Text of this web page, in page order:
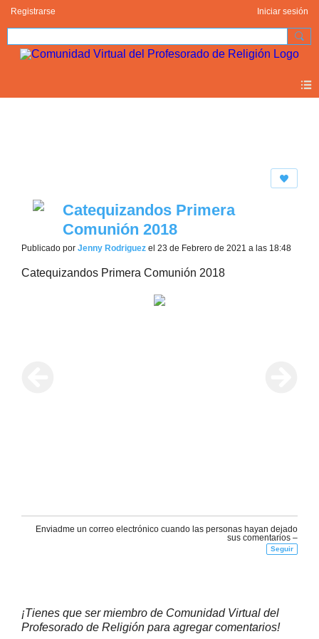
Registrarse Iniciar sesión
Catequizandos Primera
Comunión 2018
Publicado por Jenny Rodriguez el 23 de Febrero de 2021 a las 18:48
Catequizandos Primera Comunión 2018
Enviadme un correo electrónico cuando las personas hayan dejado
sus comentarios –
Seguir
¡Tienes que ser miembro de Comunidad Virtual del
Profesorado de Religión para agregar comentarios!